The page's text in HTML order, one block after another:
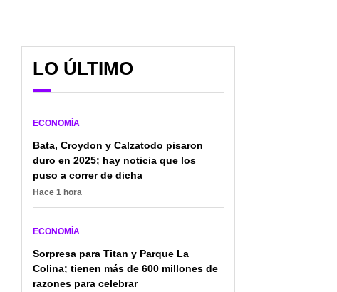
A clientes de Nu les
aclaran tema con cuenta
que muchos
LO ÚLTIMO
ECONOMÍA
Bata, Croydon y Calzatodo pisaron
duro en 2025; hay noticia que los
puso a correr de dicha
Hace 1 hora
ECONOMÍA
Sorpresa para Titan y Parque La
Colina; tienen más de 600 millones de
razones para celebrar